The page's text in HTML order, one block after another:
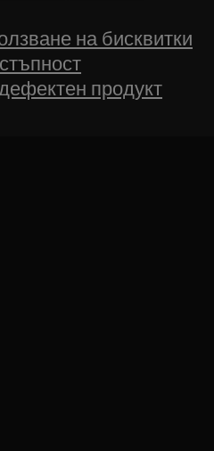
на бисквитки
продукт